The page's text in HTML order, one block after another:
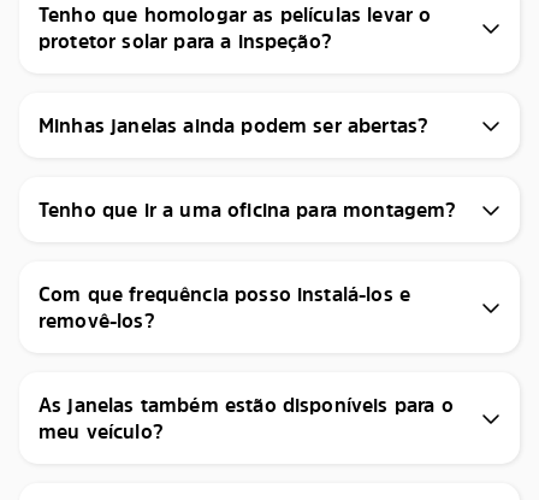
Tenho que homologar as películas levar o
protetor solar para a inspeção?
Minhas janelas ainda podem ser abertas?
Tenho que ir a uma oficina para montagem?
Com que frequência posso instalá-los e
removê-los?
As janelas também estão disponíveis para o
meu veículo?